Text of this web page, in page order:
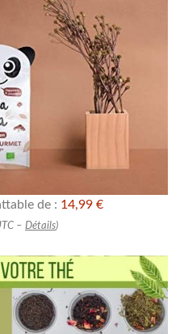
de : 14,99 €
– Détails)